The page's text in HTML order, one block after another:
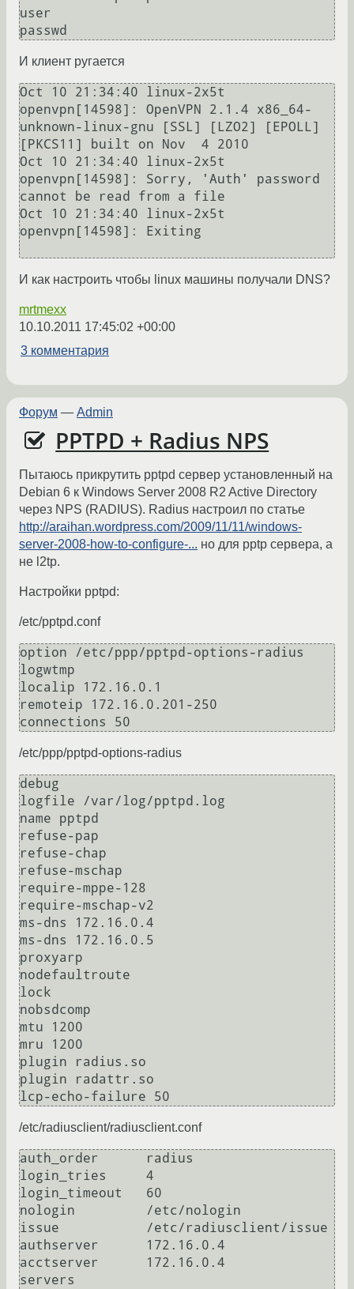
user
И клиент ругается
Oct 10 21:34:40 linux-2x5t
openvpn[14598]: OpenVPN 2.1.4 x86_64-
unknown-linux-gnu [SSL] [LZO2] [EPOLL]
[PKCS11] built on Nov  4 2010
Oct 10 21:34:40 linux-2x5t
openvpn[14598]: Sorry, 'Auth' password
cannot be read from a file
Oct 10 21:34:40 linux-2x5t
openvpn[14598]: Exiting
И как настроить чтобы linux машины получали DNS?
mrtmexx
10.10.2011 17:45:02 +00:00
3 комментария
Форум — Admin
PPTPD + Radius NPS
Пытаюсь прикрутить pptpd сервер установленный на
Debian 6 к Windows Server 2008 R2 Active Directory
через NPS (RADIUS). Radius настроил по статье
http://araihan.wordpress.com/2009/11/11/windows-
server-2008-how-to-configure-... но для pptp сервера, а
не l2tp.
Настройки pptpd:
/etc/pptpd.conf
option /etc/ppp/pptpd-options-radius
logwtmp
localip 172.16.0.1
remoteip 172.16.0.201-250
/etc/ppp/pptpd-options-radius
debug
logfile /var/log/pptpd.log
name pptpd
refuse-pap
refuse-chap
refuse-mschap
require-mppe-128
require-mschap-v2
ms-dns 172.16.0.4
ms-dns 172.16.0.5
proxyarp
nodefaultroute
lock
nobsdcomp
mtu 1200
mru 1200
plugin radius.so
plugin radattr.so
/etc/radiusclient/radiusclient.conf
auth_order      radius
login_tries     4
login_timeout   60
nologin         /etc/nologin
issue           /etc/radiusclient/issue
authserver      172.16.0.4
acctserver      172.16.0.4
servers